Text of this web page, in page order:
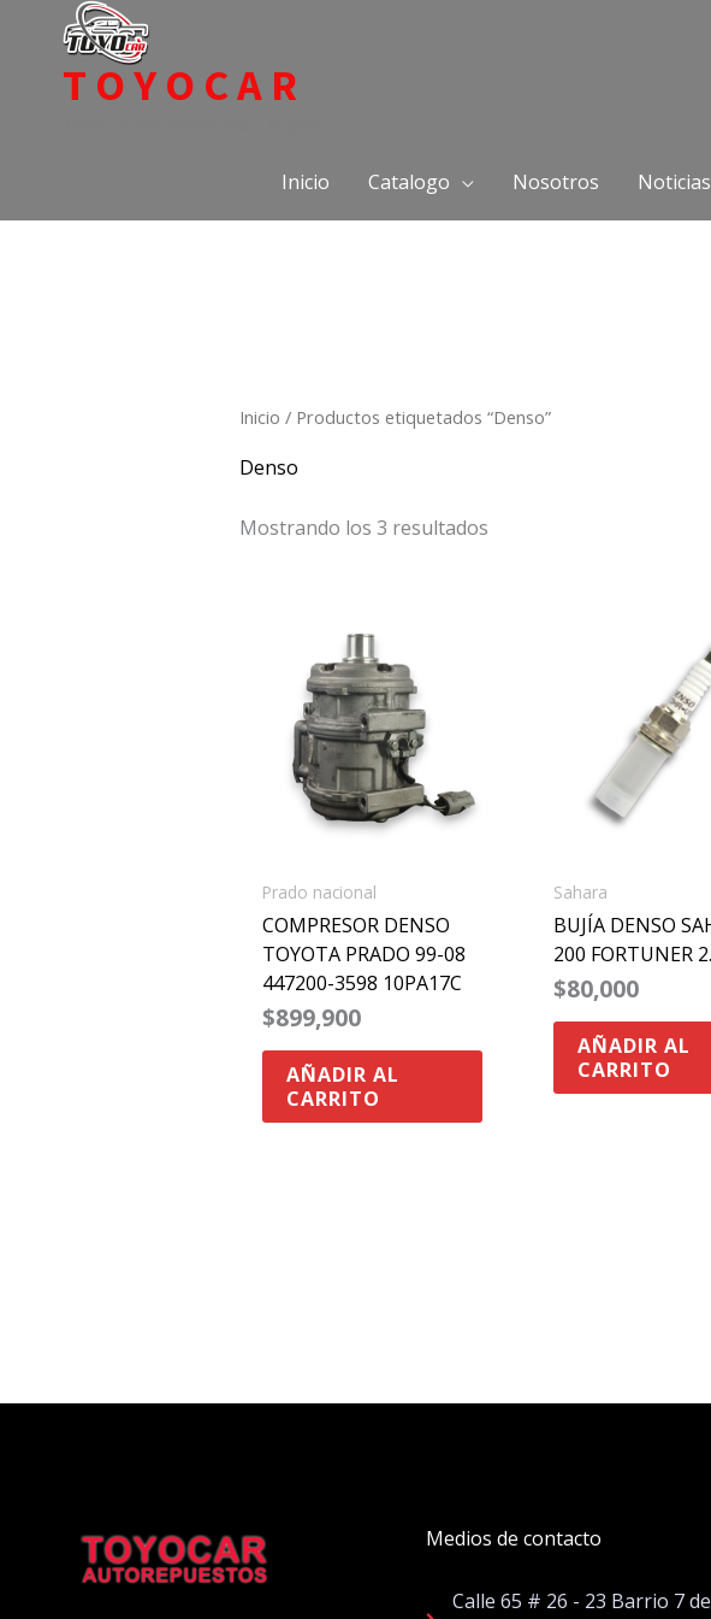
contenidoTOYOCAR
Inicio Catalogo Nosotros Noticias
Inicio / Productos etiquetados “Denso”
Denso
Mostrando los 3 resultados
Prado nacional
COMPRESOR DENSO
TOYOTA PRADO 99-08
447200-3598 10PA17C
$899,900
AÑADIR AL
CARRITO
Sahara
BUJÍA DENSO
200 FORTUNER
$80,000
AÑADIR AL
CARRITO
Medios de contacto
Calle 65 # 26 - 23 Barrio 7